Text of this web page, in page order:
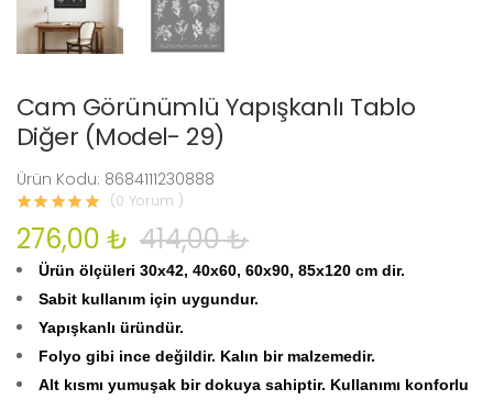
Cam Görünümlü Yapışkanlı Tablo
Diğer (Model- 29)
Ürün Kodu: 8684111230888
(0 Yorum )
276,00 ₺ 414,00 ₺
Ürün ölçüleri 30x42, 40x60, 60x90, 85x120 cm dir.
Sabit kullanım için uygundur.
Yapışkanlı üründür.
Folyo gibi ince değildir. Kalın bir malzemedir.
Alt kısmı yumuşak bir dokuya sahiptir. Kullanımı konforlu